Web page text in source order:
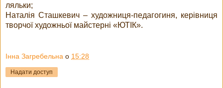
ляльки;
Наталія Сташкевич – художниця-педагогиня, керівниця
творчої художньої майстерні «ЮТІК».
Інна Загребельна о 15:28
Надати доступ